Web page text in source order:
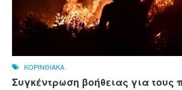
ΚΟΡΙΝΘΙΑΚΑ
Συγκέντρωση βοήθειας για τους